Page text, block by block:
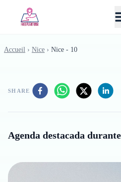
Accueil › Nice › Nice - 10
SHARE
Agenda destacada